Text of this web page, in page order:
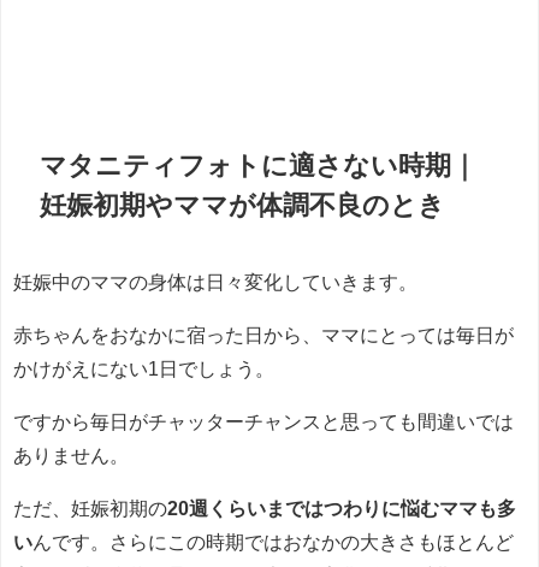
マタニティフォトに適さない時期｜
妊娠初期やママが体調不良のとき
妊娠中のママの身体は日々変化していきます。
赤ちゃんをおなかに宿った日から、ママにとっては毎日が
かけがえにない1日でしょう。
ですから毎日がチャッターチャンスと思っても間違いでは
ありません。
ただ、妊娠初期の20週くらいまではつわりに悩むママも多
いんです。さらにこの時期ではおなかの大きさもほとんど